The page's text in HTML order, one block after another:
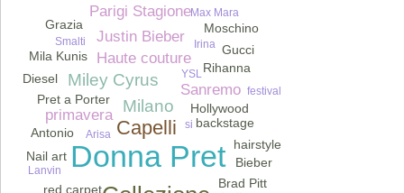
Donna Pret
Capelli
Milano
Miley Cyrus
Haute couture
primavera
Justin Bieber
Sanremo
Parigi Stagione
backstage
red carpet
Pret a Porter
Antonio
Hollywood
Rihanna
hairstyle
Mila Kunis
Moschino
Nail art Bieber
Brad Pitt
Diesel
Grazia
Gucci
Lanvin
Max Mara
si
Smalti
YSL
Arisa
festival
Irina